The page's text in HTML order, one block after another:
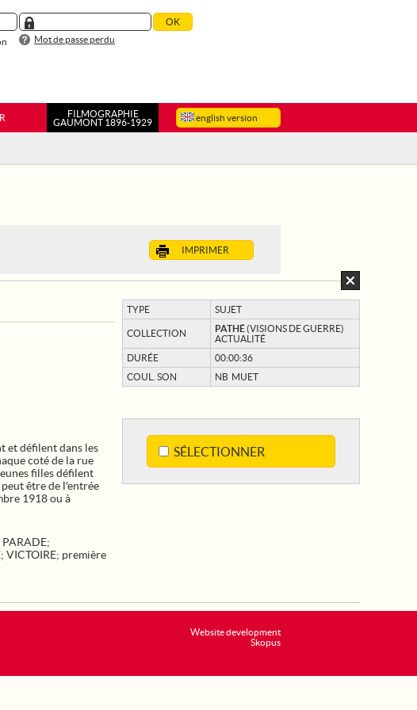
Mot de passe perdu
english version
FILMOGRAPHIE
GAUMONT 1896-1929
IMPRIMER
TYPE SUJET
COLLECTION PATHÉ(VISIONS DE GUERRE)
ACTUALITÉ
DURÉE
00:00:36
COUL. SON
NB MUET
SÉLECTIONNER
et défilent dans les
coté de la rue
filles défilent
être de l'entrée
1918 ou à
PARADE;
; VICTOIRE; première
Website development
Skopus